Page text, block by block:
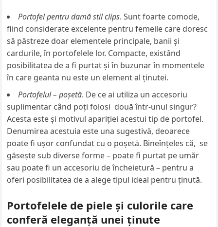
Portofel pentru damă stil clips. Sunt foarte comode,
fiind considerate excelente pentru femeile care doresc
să păstreze doar elementele principale, banii și
cardurile, în portofelele lor. Compacte, existând
posibilitatea de a fi purtat și în buzunar în momentele
în care geanta nu este un element al ținutei.
Portofelul – poșetă. De ce ai utiliza un accesoriu
suplimentar când poți folosi două într-unul singur?
Acesta este și motivul apariției acestui tip de portofel.
Denumirea acestuia este una sugestivă, deoarece
poate fi ușor confundat cu o poșetă. Bineînțeles că, se
găsește sub diverse forme – poate fi purtat pe umăr
sau poate fi un accesoriu de încheietură – pentru a
oferi posibilitatea de a alege tipul ideal pentru ținută.
Portofelele de piele și culorile care
conferă eleganță unei ținute